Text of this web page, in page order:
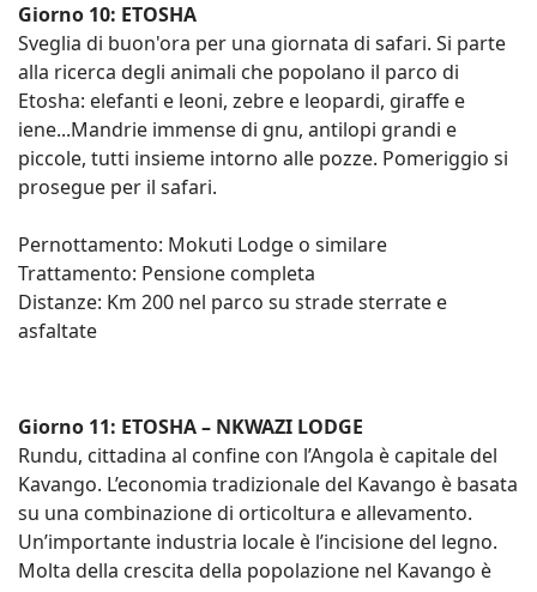
Giorno 10: ETOSHA
Sveglia di buon'ora per una giornata di safari. Si parte
alla ricerca degli animali che popolano il parco di
Etosha: elefanti e leoni, zebre e leopardi, giraffe e
iene...Mandrie immense di gnu, antilopi grandi e
piccole, tutti insieme intorno alle pozze. Pomeriggio si
prosegue per il safari.
Pernottamento: Mokuti Lodge o similare
Trattamento: Pensione completa
Distanze: Km 200 nel parco su strade sterrate e
asfaltate
Giorno 11: ETOSHA – NKWAZI LODGE
Rundu, cittadina al confine con l’Angola è capitale del
Kavango. L’economia tradizionale del Kavango è basata
su una combinazione di orticoltura e allevamento.
Un’importante industria locale è l’incisione del legno.
Molta della crescita della popolazione nel Kavango è